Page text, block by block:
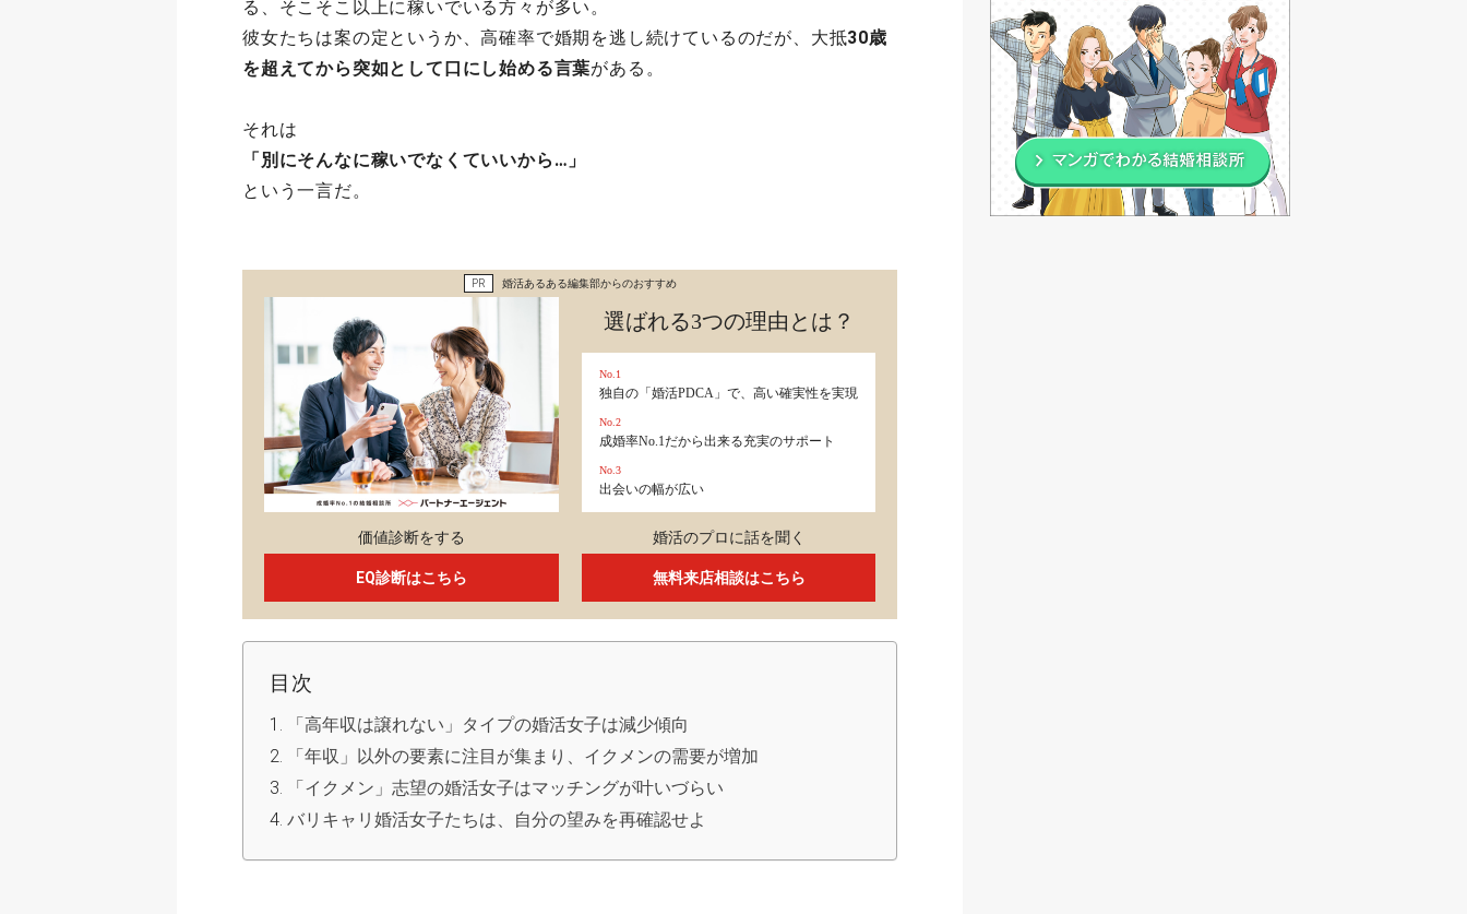
る、そこそこ以上に稼いでいる方々が多い。
彼女たちは案の定というか、高確率で婚期を逃し続けているのだが、大抵30歳
を超えてから突如として口にし始める言葉がある。
それは
「別にそんなに稼いでなくていいから…」
という一言だ。
PR 婚活あるある編集部からのおすすめ
価値診断をする
EQ診断はこちら
選ばれる3つの理由とは？
No.1
独自の「婚活PDCA」で、高い確実性を実現
No.2
成婚率No.1だから出来る充実のサポート
No.3
出会いの幅が広い
婚活のプロに話を聞く
無料来店相談はこちら
目次
「高年収は譲れない」タイプの婚活女子は減少傾向
「年収」以外の要素に注目が集まり、イクメンの需要が増加
「イクメン」志望の婚活女子はマッチングが叶いづらい
バリキャリ婚活女子たちは、自分の望みを再確認せよ